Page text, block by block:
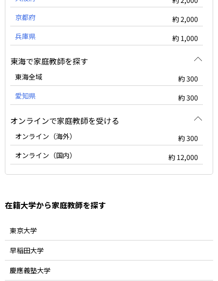
京都府
約 2,000
兵庫県
約 1,000
東海で家庭教師を探す
東海全域
約 300
愛知県
約 300
オンラインで家庭教師を受ける
オンライン（海外）
約 300
オンライン（国内）
約 12,000
在籍大学から家庭教師を探す
東京大学
早稲田大学
慶應義塾大学